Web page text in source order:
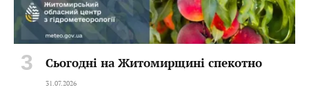
Сьогодні на Житомирщині спекотно
31.07.2026